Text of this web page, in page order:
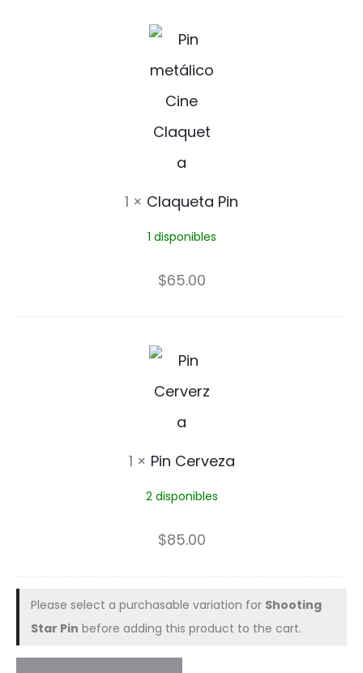
n
C
l
a
q
u
a
P
1 × Claqueta Pin
1 disponibles
$65.00
P
i
n
r
v
z
a
1 × Pin Cerveza
2 disponibles
$85.00
Please select a purchasable variation for Shooting
Star Pin before adding this product to the cart.